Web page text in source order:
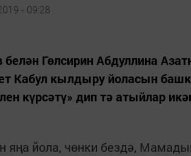
- 09:28
белән Гөлсирин Абдуллина
Кабул кылдыру йоласын
күрсәтү» дип тә атыйлар
яңа йола, чөнки бездә,